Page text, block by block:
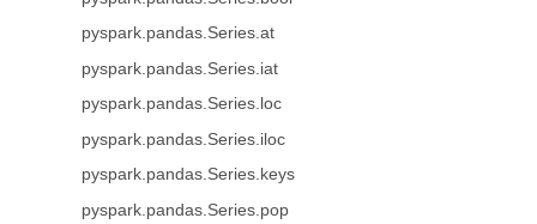
pyspark.pandas.Series.at
pyspark.pandas.Series.iat
pyspark.pandas.Series.loc
pyspark.pandas.Series.iloc
pyspark.pandas.Series.keys
pyspark.pandas.Series.pop